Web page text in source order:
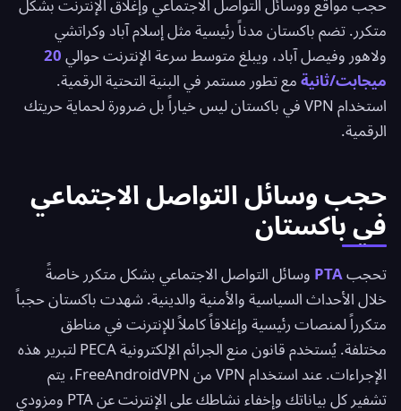
حجب مواقع ووسائل التواصل الاجتماعي وإغلاق الإنترنت بشكل
متكرر. تضم باكستان مدناً رئيسية مثل إسلام آباد وكراتشي
ولاهور وفيصل آباد، ويبلغ متوسط سرعة الإنترنت حوالي 20
ميجابت/ثانية مع تطور مستمر في البنية التحتية الرقمية.
استخدام VPN في باكستان ليس خياراً بل ضرورة لحماية حريتك
الرقمية.
حجب وسائل التواصل الاجتماعي
في باكستان
تحجبPTA وسائل التواصل الاجتماعي بشكل متكرر خاصةً
خلال الأحداث السياسية والأمنية والدينية. شهدت باكستان حجباً
متكرراً لمنصات رئيسية وإغلاقاً كاملاً للإنترنت في مناطق
مختلفة. يُستخدم قانون منع الجرائم الإلكترونية PECA لتبرير هذه
الإجراءات. عند استخدام VPN من FreeAndroidVPN، يتم
تشفير كل بياناتك وإخفاء نشاطك على الإنترنت عن PTA ومزودي